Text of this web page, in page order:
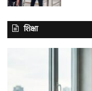
शिक्षा